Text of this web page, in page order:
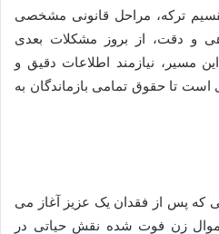
ترکه، مراحل قانونی مشخصی
و دقت، از بروز مشکلات بعدی
مسیر، نیازمند اطلاعات دقیق و
است تا حقوق تمامی بازماندگان به
که پس از فقدان یک عزیز آغاز می
زن فوت شده نقش حیاتی در